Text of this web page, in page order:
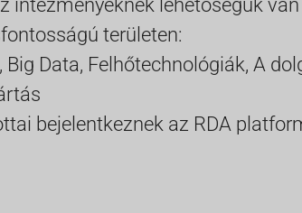
lehetőségük
területen:
Big Data, Felhőtechnológiák, A
bejelentkeznek az RDA